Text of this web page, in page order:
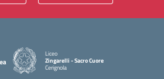
Liceo
Zingarelli - Sacro Cuore
Cerignola
— Visita la pagina iniziale della scuola